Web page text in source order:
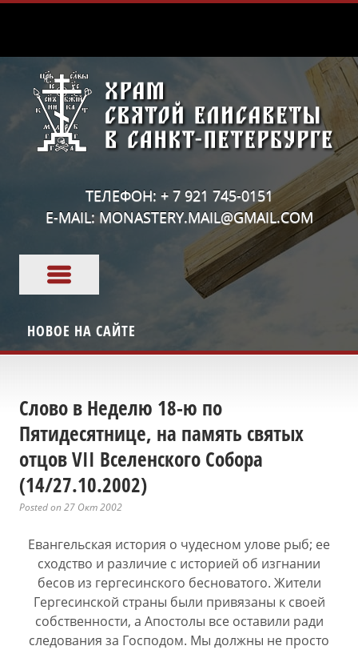
ТЕЛЕФОН: + 7 921 745-0151
E-MAIL: MONASTERY.MAIL@GMAIL.COM
НОВОЕ НА САЙТЕ
Слово в Неделю 18-ю по
Пятидесятнице, на память святых
отцов VII Вселенского Собора
(14/27.10.2002)
Posted on 27 Окт 2002
Евангельская история о чудесном улове рыб; ее
сходство и различие с историей об изгнании
бесов из гергесинского бесноватого. Жители
Гергесинской страны были привязаны к своей
собственности, а Апостолы все оставили ради
следования за Господом. Мы должны не просто